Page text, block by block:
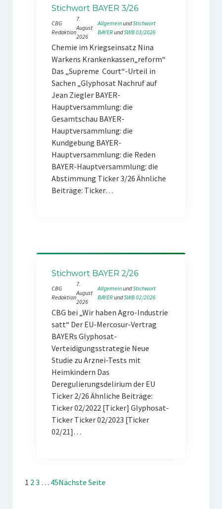
Stichwort BAYER 3/26
CBG
Redaktion
7.
August
2026
Allgemein und Stichwort
BAYER und SWB 03/2026
Chemie im Kriegseinsatz Nina
Warkens Krankenkassen„reform“
Das „Supreme Court“-Urteil in
Sachen „Glyphosat Nachruf auf
Jean Ziegler BAYER-
Hauptversammlung: die
Gesamtschau BAYER-
Hauptversammlung: die
Kundgebung BAYER-
Hauptversammlung: die Reden
BAYER-Hauptversammlung: die
Abstimmung Ticker 3/26 Ähnliche
Beiträge: Ticker…
Stichwort BAYER 2/26
CBG
Redaktion
7.
August
2026
Allgemein und Stichwort
BAYER und SWB 02/2026
CBG bei „Wir haben Agro-Industrie
satt“ Der EU-Mercosur-Vertrag
BAYERs Glyphosat-
Verteidigungsstrategie Neue
Studie zu Arznei-Tests mit
Heimkindern Das
Deregulierungsdelirium der EU
Ticker 2/26 Ähnliche Beiträge:
Ticker 02/2022 [Ticker] Glyphosat-
Ticker Ticker 02/2023 [Ticker
02/21]…
1 23 … 45Nächste Seite